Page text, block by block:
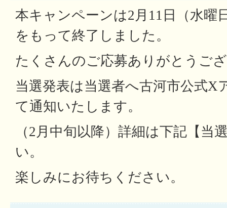
本キャンペーンは2月11日（水曜
をもって終了しました。
たくさんのご応募ありがとうご
当選発表は当選者へ古河市公式X
て通知いたします。
（2月中旬以降）詳細は下記【当
い。
楽しみにお待ちください。